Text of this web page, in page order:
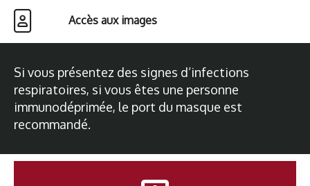
Accès aux images
Si vous présentez des signes d’infections
respiratoires, si vous êtes une personne
immunodéprimée, le port du masque est
recommandé.